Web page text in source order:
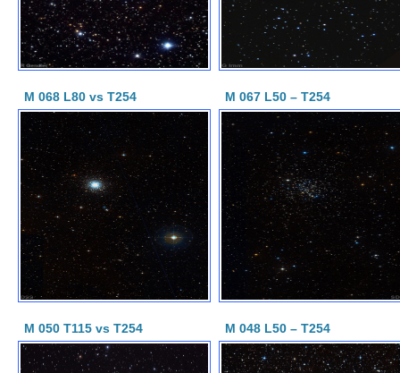
M 068 L80 vs T254 M 067 L50 – T254
M 050 T115 vs T254 M 048 L50 – T254